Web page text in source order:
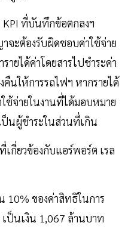
KPI ที่บันทึกข้อตกลงฯ
ะต้องรับผิดชอบค่าใช้จ่าย
ายได้ค่าโดยสารไปชำระค่า
คืนให้การรถไฟฯ หากรายได้
ช้จ่ายในงานที่ได้มอบหมาย
ป็นผู้ชำระในส่วนที่เกิน
กี่ยวข้องกับแอร์พอร์ต เรล
10% ของค่าสิทธิในการ
ป็นเงิน 1,067 ล้านบาท